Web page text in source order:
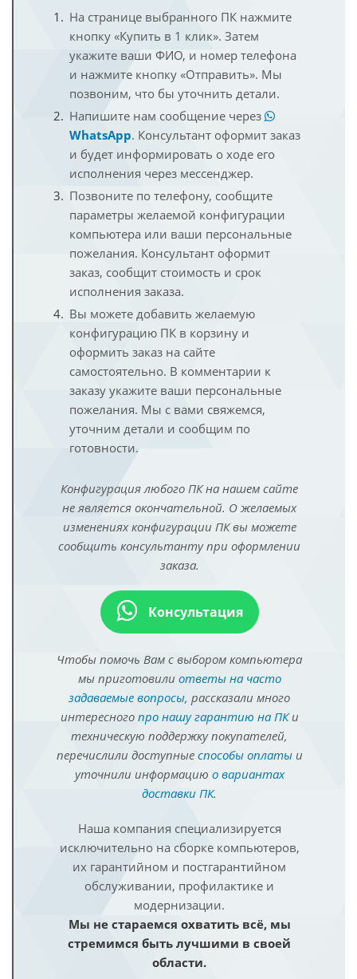
На странице выбранного ПК нажмите
кнопку «Купить в 1 клик». Затем
укажите ваши ФИО, и номер телефона
и нажмите кнопку «Отправить». Мы
позвоним, что бы уточнить детали.
Напишите нам сообщение через
WhatsApp. Консультант оформит заказ
и будет информировать о ходе его
исполнения через мессенджер.
Позвоните по телефону, сообщите
параметры желаемой конфигурации
компьютера или ваши персональные
пожелания. Консультант оформит
заказ, сообщит стоимость и срок
исполнения заказа.
Вы можете добавить желаемую
конфигурацию ПК в корзину и
оформить заказ на сайте
самостоятельно. В комментарии к
заказу укажите ваши персональные
пожелания. Мы с вами свяжемся,
уточним детали и сообщим по
готовности.
Конфигурация любого ПК на нашем сайте
не является окончательной. О желаемых
изменениях конфигурации ПК вы можете
сообщить консультанту при оформлении
заказа.
Консультация
Чтобы помочь Вам с выбором компьютера
мы приготовили ответы на часто
задаваемые вопросы, рассказали много
интересного про нашу гарантию на ПКи
техническую поддержку покупателей,
перечислили доступные способы оплатыи
уточнили информацию о вариантах
доставки ПК.
Наша компания специализируется
исключительно на сборке компьютеров,
их гарантийном и постгарантийном
обслуживании, профилактике и
модернизации.
Мы не стараемся охватить всё, мы
стремимся быть лучшими в своей
области.